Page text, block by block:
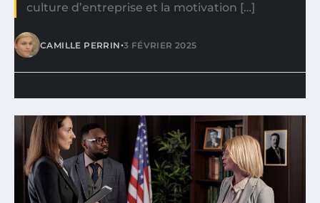
culture d’entreprise et la motivation […]
CAMILLE PERRIN•3 FÉVRIER 2025